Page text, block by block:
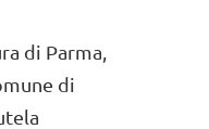
di Parma,
di